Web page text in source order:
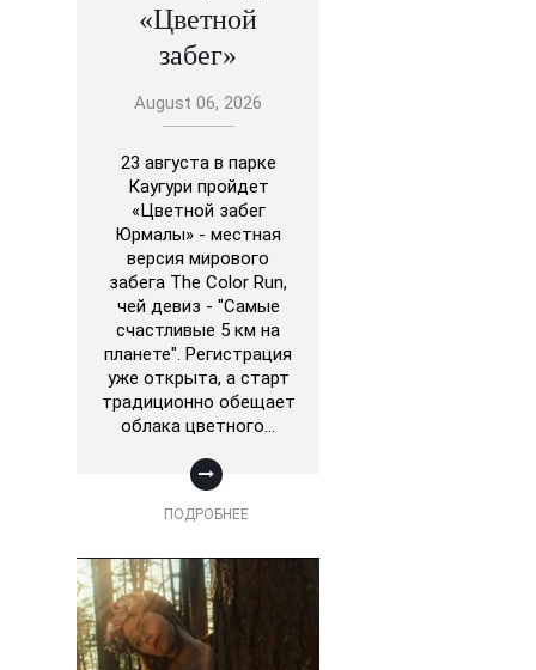
«Цветной
забег»
August 06, 2026
23 августа в парке
Каугури пройдет
«Цветной забег
Юрмалы» - местная
версия мирового
забега The Color Run,
чей девиз - "Самые
счастливые 5 км на
планете". Регистрация
уже открыта, а старт
традиционно обещает
облака цветного…
ПОДРОБНЕЕ